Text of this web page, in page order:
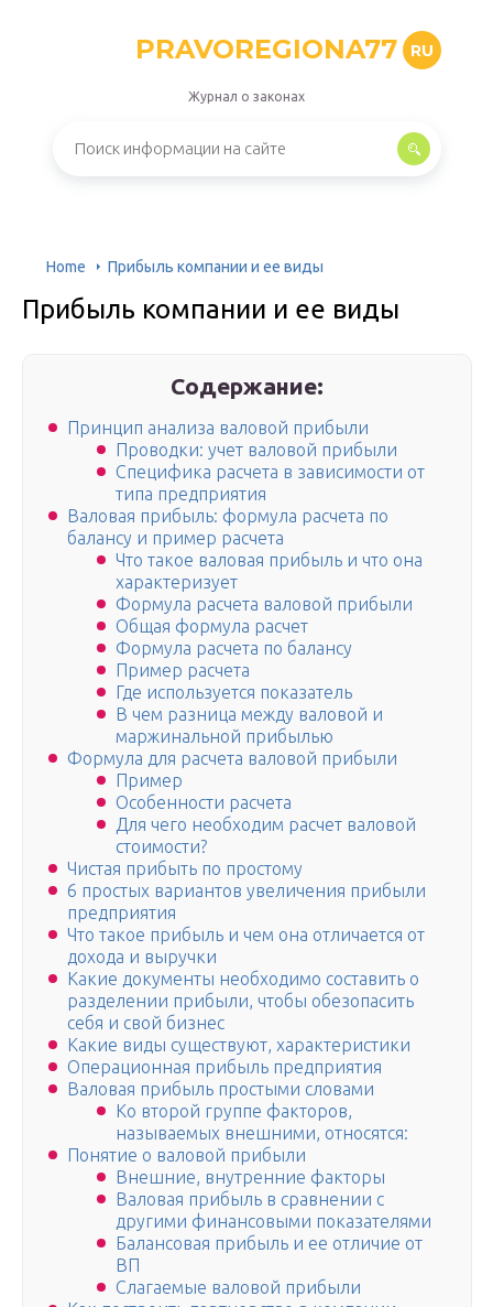
PRAVOREGIONA77 RU
Журнал о законах
Home Прибыль компании и ее виды
Прибыль компании и ее виды
Содержание:
Принцип анализа валовой прибыли
Проводки: учет валовой прибыли
Специфика расчета в зависимости от
типа предприятия
Валовая прибыль: формула расчета по
балансу и пример расчета
Что такое валовая прибыль и что она
характеризует
Формула расчета валовой прибыли
Общая формула расчет
Формула расчета по балансу
Пример расчета
Где используется показатель
В чем разница между валовой и
маржинальной прибылью
Формула для расчета валовой прибыли
Пример
Особенности расчета
Для чего необходим расчет валовой
стоимости?
Чистая прибыть по простому
6 простых вариантов увеличения прибыли
предприятия
Что такое прибыль и чем она отличается от
дохода и выручки
Какие документы необходимо составить о
разделении прибыли, чтобы обезопасить
себя и свой бизнес
Какие виды существуют, характеристики
Операционная прибыль предприятия
Валовая прибыль простыми словами
Ко второй группе факторов,
называемых внешними, относятся:
Понятие о валовой прибыли
Внешние, внутренние факторы
Валовая прибыль в сравнении с
другими финансовыми показателями
Балансовая прибыль и ее отличие от
ВП
Слагаемые валовой прибыли